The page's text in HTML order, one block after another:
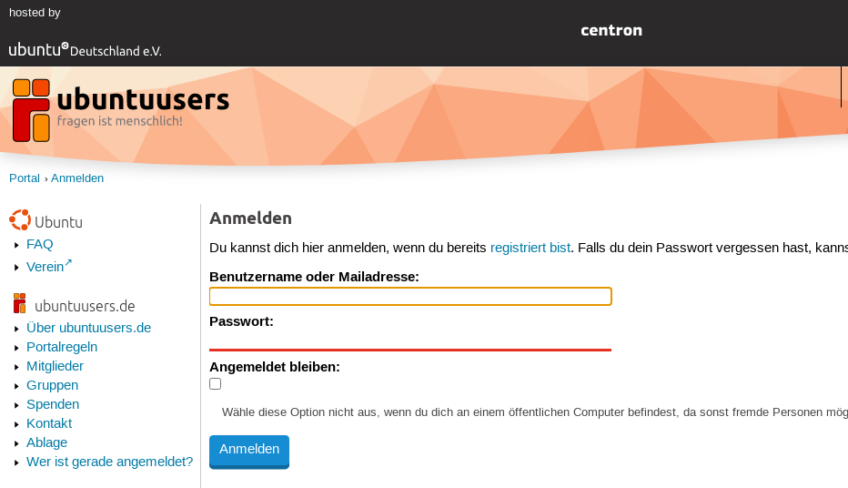
hosted by
Portal Anmelden
Ubuntu
FAQ
Verein
ubuntuusers.de
Über ubuntuusers.de
Portalregeln
Mitglieder
Gruppen
Spenden
Kontakt
Ablage
Wer ist gerade angemeldet?
Anmelden
Du kannst dich hier anmelden, wenn du bereits registriert bist. Falls du dein Passwort vergessen hast,
Benutzername oder Mailadresse:
Passwort:
Angemeldet bleiben:
Wähle diese Option nicht aus, wenn du dich an einem öffentlichen Computer befindest, da sonst fremde Personen